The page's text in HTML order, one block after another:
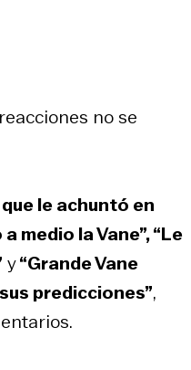
no se
le achuntó en
medio la Vane”, “Le
y“Grande Vane
predicciones”,